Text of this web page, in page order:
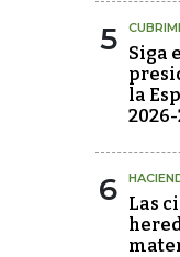
5 Siga
la
6 Las